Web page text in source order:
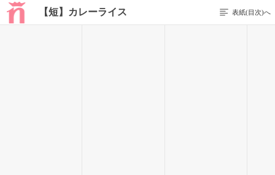
【短】カレーライス 表紙(目次)へ